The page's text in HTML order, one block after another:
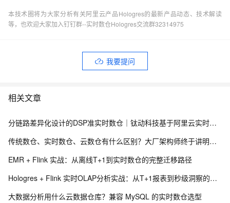
本技术圈将为大家分析有关阿里云产品Hologres的最新产品动态、技术解读
等，也欢迎大家加入钉钉群--实时数仓Hologres交流群32314975
我要提问
相关文章
分链路差异化设计的DSP准实时数仓｜钛动科技基于阿里云实时计算 Flink 版 + DLF Paimon + EMR Serverless StarRocks 的实践
传统数仓、实时数仓、云数仓有什么区别？大厂架构师终于讲明白了
EMR + Flink 实战：从离线T+1到实时数仓的完整迁移路径
Hologres + Flink 实时OLAP分析实战：从T+1报表到秒级洞察的数据平台
大数据分析用什么云数据仓库？兼容 MySQL 的实时数仓选型